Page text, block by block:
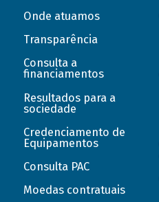
Onde atuamos
Transparência
Consulta a
financiamentos
Resultados para a
sociedade
Credenciamento de
Equipamentos
Consulta PAC
Moedas contratuais